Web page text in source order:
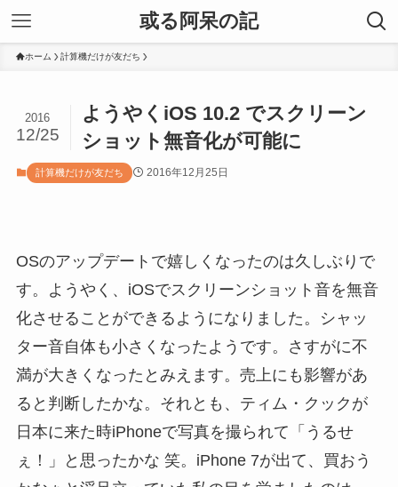
或る阿呆の記
ホーム 計算機だけが友だち
ようやくiOS 10.2 でスクリーン
ショット無音化が可能に
2016
12/25
計算機だけが友だち 2016年12月25日
OSのアップデートで嬉しくなったのは久しぶりで
す。ようやく、iOSでスクリーンショット音を無音
化させることができるようになりました。シャッ
ター音自体も小さくなったようです。さすがに不
満が大きくなったとみえます。売上にも影響があ
ると判断したかな。それとも、ティム・クックが
日本に来た時iPhoneで写真を撮られて「うるせ
ぇ！」と思ったかな 笑。iPhone 7が出て、買おう